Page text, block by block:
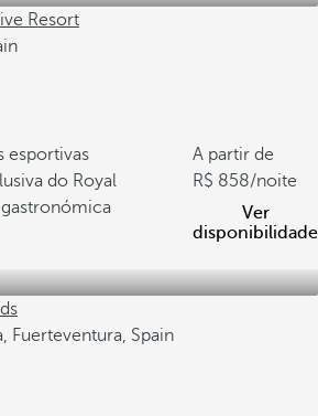
Resort
esportivas
do Royal
A partir de
858/noite
Ver
disponibilidade
Fuerteventura, Spain